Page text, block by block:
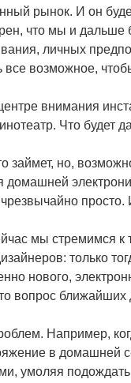
рынок. И он
что мы и дальше
личных
все возможное,
внимания
Что будет
займет, но,
домашней
мы стремимся к
только
нового,
вопрос
Например,
в домашней
умоляя